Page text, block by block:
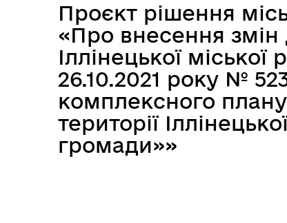
Проєкт рішення
«Про внесення змін
Іллінецької
26.10.2021 року №
комплексного
території
громади»»